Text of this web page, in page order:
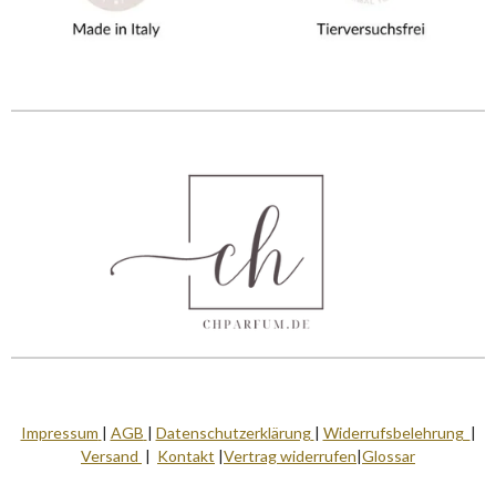
Impressum | AGB | Datenschutzerklärung | Widerrufsbelehrung |
Versand | Kontakt |Vertrag widerrufen|Glossar